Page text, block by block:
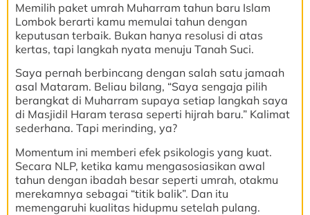
Memilih paket umrah Muharram tahun baru Islam
Lombok berarti kamu memulai tahun dengan
keputusan terbaik. Bukan hanya resolusi di atas
kertas, tapi langkah nyata menuju Tanah Suci.
Saya pernah berbincang dengan salah satu jamaah
asal Mataram. Beliau bilang, “Saya sengaja pilih
berangkat di Muharram supaya setiap langkah saya
di Masjidil Haram terasa seperti hijrah baru.” Kalimat
sederhana. Tapi merinding, ya?
Momentum ini memberi efek psikologis yang kuat.
Secara NLP, ketika kamu mengasosiasikan awal
tahun dengan ibadah besar seperti umrah, otakmu
merekamnya sebagai “titik balik”. Dan itu
memengaruhi kualitas hidupmu setelah pulang.